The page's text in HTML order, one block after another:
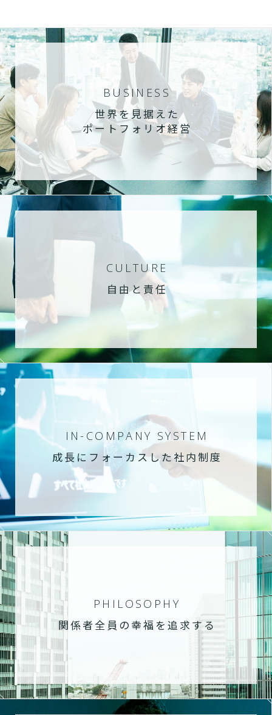
BUSINESS
世界を見据えた
ポートフォリオ経営
CULTURE
自由と責任
IN-COMPANY SYSTEM
成長にフォーカスした社内制度
PHILOSOPHY
関係者全員の幸福を追求する